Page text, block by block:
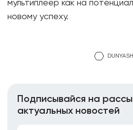
мультиплеер как на
новому успеху.
Подписывайся на
актуальных новостей